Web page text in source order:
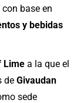
base en
y bebidas
Lime a la que el
deGivaudan
sede